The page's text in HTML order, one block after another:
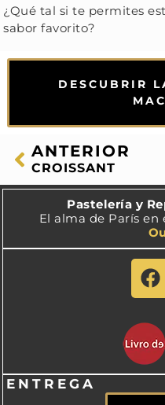
¿Qué tal si te permites
sabor favorito?
DESCUBRIR
ANTERIOR
CROISSANT
Pastelería y
El alma de París en
ENTREGA